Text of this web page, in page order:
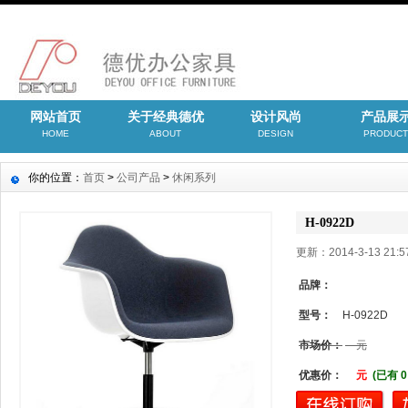
网站首页
HOME
关于经典德优
ABOUT
设计风尚
DESIGN
产品展
PRODUCT
你的位置： 首页 > 公司产品 > 休闲系列
H-0922D
更新：2014-3-13
品牌：
型号： H-0922D
市场价： 元
优惠价： 元 (已有